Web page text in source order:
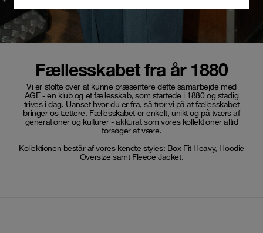
Fællesskabet fra år 1880
Vi er stolte over at kunne præsentere dette samarbejde med
AGF - en klub og et fællesskab, som startede i 1880 og stadig
trives i dag. Uanset hvor du er fra, så tror vi på at fællesskabet
bringer os tættere. Fællesskabet er enkelt, unikt og på tværs af
generationer og kulturer - akkurat som vores kollektioner altid
forsøger at være.
Kollektionen består af vores kendte styles: Box Fit Heavy, Hoodie
Oversize samt Fleece Jacket.